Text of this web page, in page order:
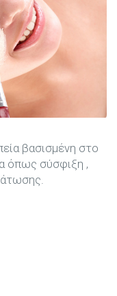
βασισμένη στο
όπως σύσφιξη ,